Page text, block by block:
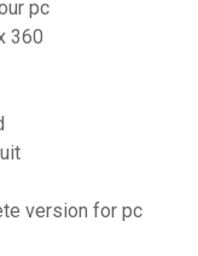
pc
360
version for pc